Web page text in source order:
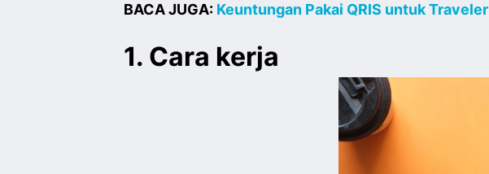
BACA JUGA: Keuntungan Pakai QRIS untuk Traveler
1. Cara kerja